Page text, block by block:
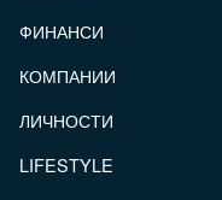
ФИНАНСИ
КОМПАНИИ
ЛИЧНОСТИ
LIFESTYLE